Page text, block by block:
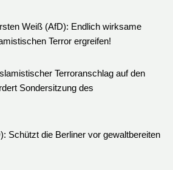
Weiß (AfD): Endlich wirksame
Terror ergreifen!
Terroranschlag auf den
Sondersitzung des
Schützt die Berliner vor gewaltbereiten